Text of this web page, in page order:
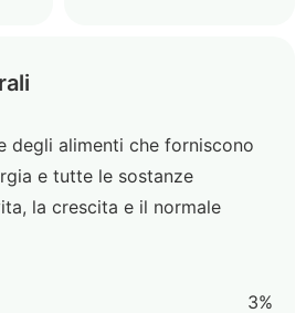
degli alimenti che forniscono
e tutte le sostanze
la crescita e il normale
3%